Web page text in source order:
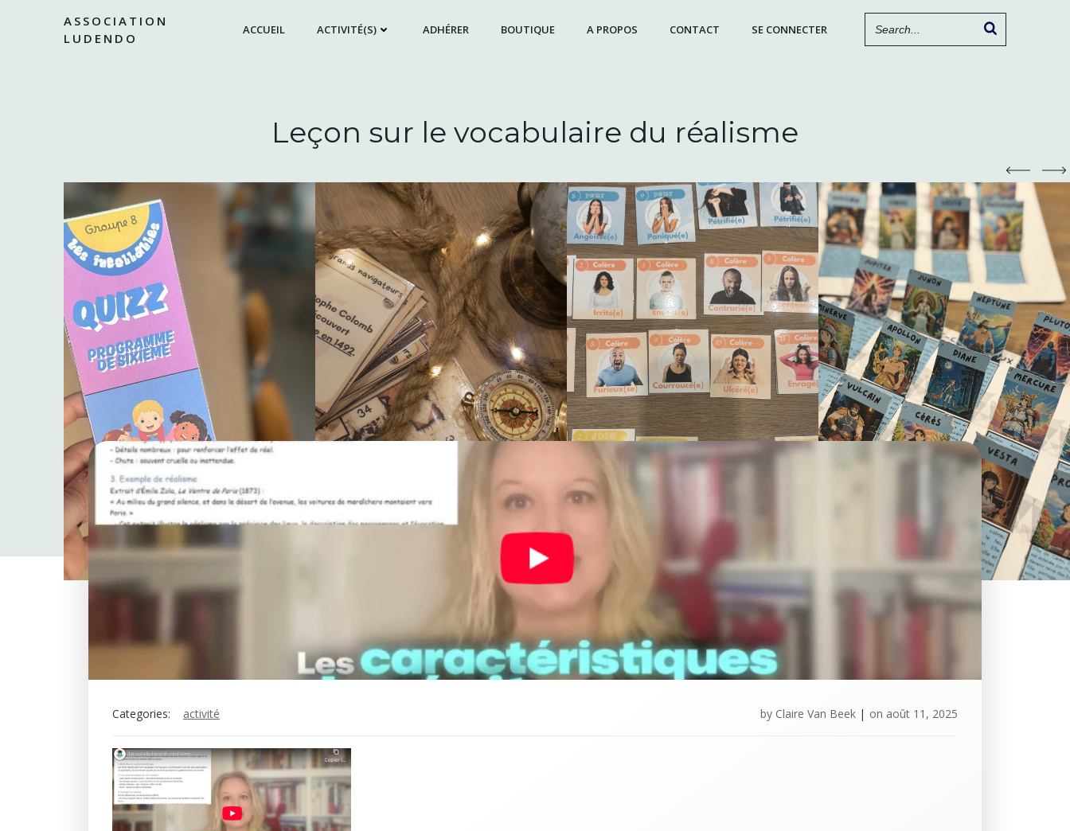
ASSOCIATION
LUDENDO
ACCUEIL ACTIVITÉ(S) ADHÉRER BOUTIQUE A PROPOS CONTACT SE CONNECTER
Leçon sur le vocabulaire du réalisme
Categories: activité by Claire Van Beek | on août 11, 2025